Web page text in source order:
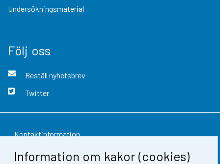
Information om kakor (cookies)
Undersökningsmaterial
Följ oss
Beställ nyhetsbrev
Twitter
Kontaktinformation
Respons